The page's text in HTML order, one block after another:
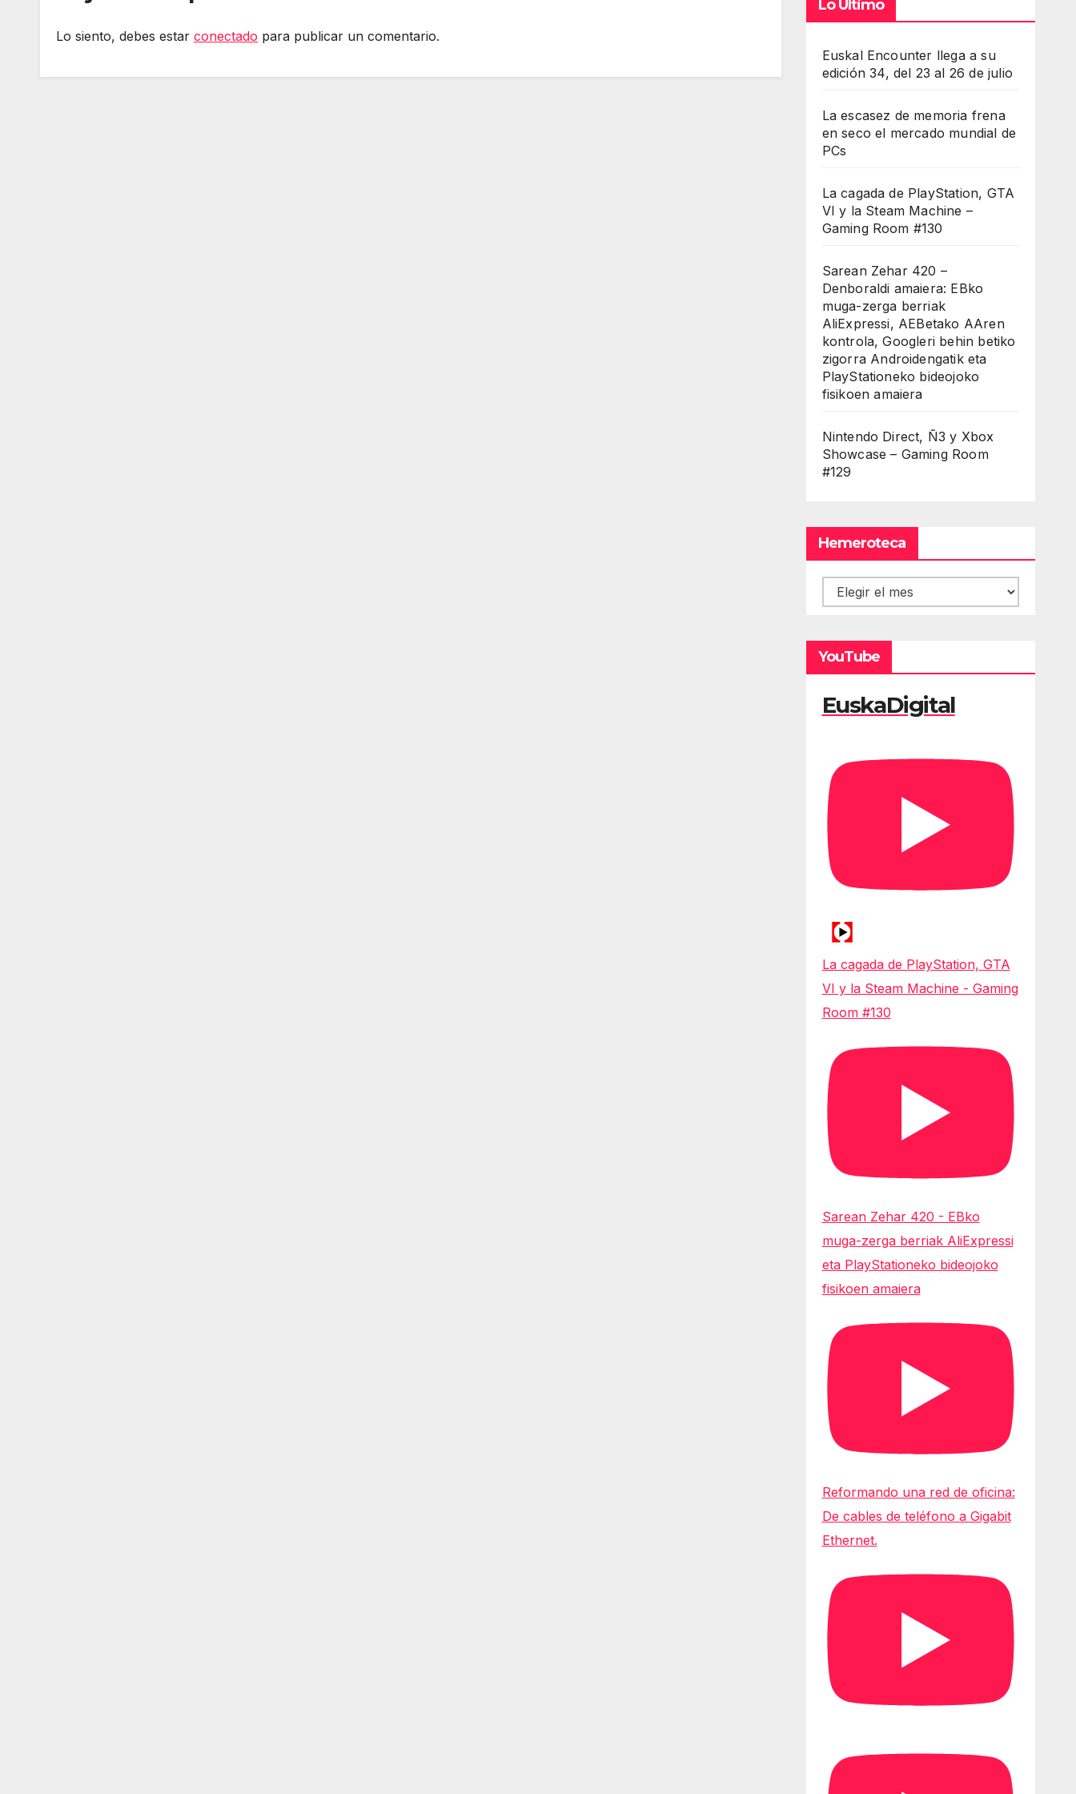
Lo siento, debes estar conectado para publicar un comentario.
Lo Último
Euskal Encounter llega a su
edición 34, del 23 al 26 de julio
La escasez de memoria frena
en seco el mercado mundial de
PCs
La cagada de PlayStation, GTA
VI y la Steam Machine –
Gaming Room #130
Sarean Zehar 420 –
Denboraldi amaiera: EBko
muga-zerga berriak
AliExpressi, AEBetako AAren
kontrola, Googleri behin betiko
zigorra Androidengatik eta
PlayStationeko bideojoko
fisikoen amaiera
Nintendo Direct, Ñ3 y Xbox
Showcase – Gaming Room
#129
Hemeroteca
Hemeroteca
YouTube
EuskaDigital
La cagada de PlayStation, GTA
VI y la Steam Machine - Gaming
Room #130
Sarean Zehar 420 - EBko
muga-zerga berriak AliExpressi
eta PlayStationeko bideojoko
fisikoen amaiera
Reformando una red de oficina:
De cables de teléfono a Gigabit
Ethernet.